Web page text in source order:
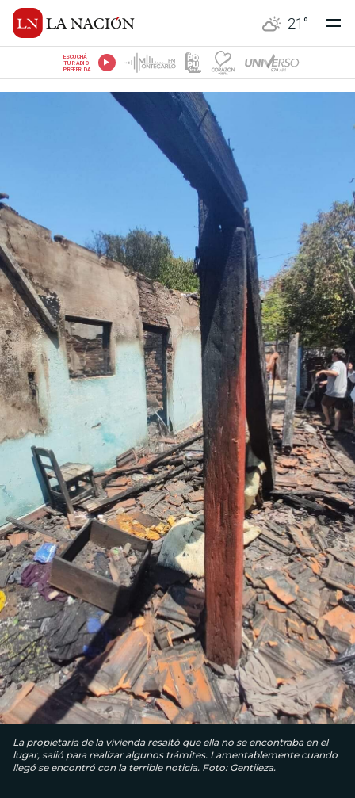
21 °
ESCUCHÁ
TU RADIO
PREFERIDA
La propietaria de la vivienda resaltó que ella no se encontraba en el
lugar, salió para realizar algunos trámites. Lamentablemente cuando
llegó se encontró con la terrible noticia. Foto: Gentileza.